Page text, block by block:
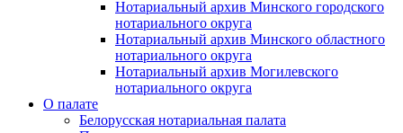
Нотариальный архив Минского городского
нотариального округа
Нотариальный архив Минского областного
нотариального округа
Нотариальный архив Могилевского
нотариального округа
О палате
Белорусская нотариальная палата